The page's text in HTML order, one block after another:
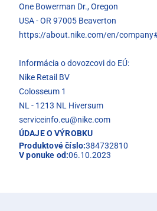
One Bowerman Dr., Oregon
USA - OR 97005 Beaverton
https://about.nike.com/en/
Informácia o dovozcovi do EÚ:
Nike Retail BV
Colosseum 1
NL - 1213 NL Hiversum
serviceinfo.eu@nike.com
ÚDAJE O VÝROBKU
Produktové číslo:384732810
V ponuke od:06.10.2023